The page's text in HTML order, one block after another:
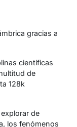
gracias a
científicas
de
128k
de
los fenómenos